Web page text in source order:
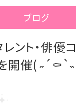
ブログ
レント・俳
開催(